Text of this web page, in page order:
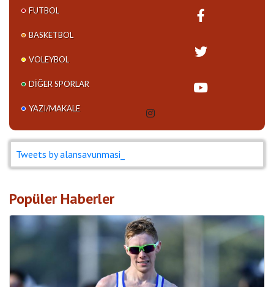
FUTBOL
BASKETBOL
VOLEYBOL
DIĞER SPORLAR
YAZI/MAKALE
Tweets by alansavunmasi_
Popüler Haberler